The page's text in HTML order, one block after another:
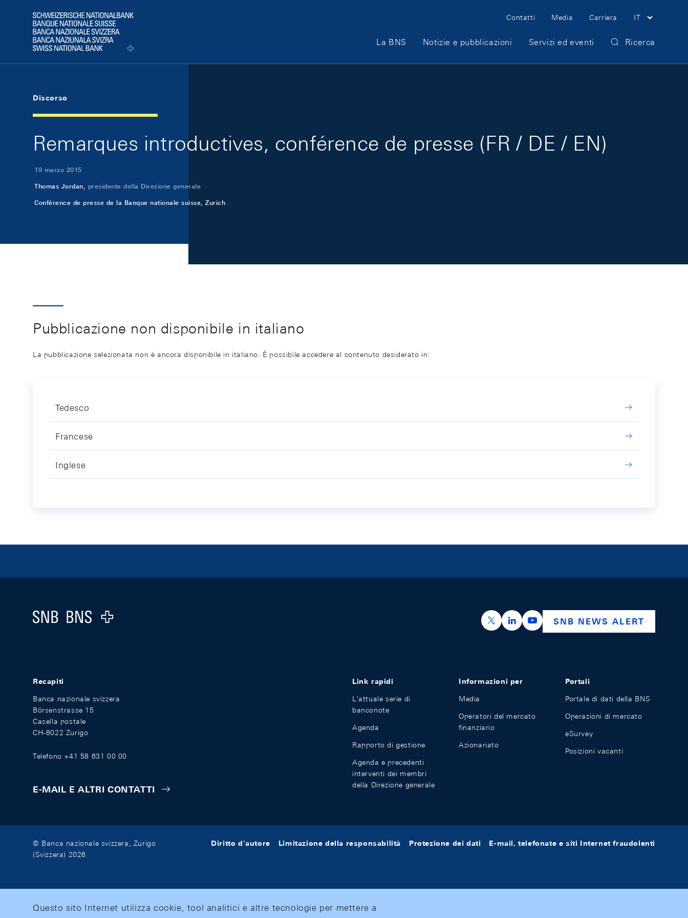
Logo
Meta Navigation
Contatti Media Carriera IT
Main Navigation
La BNS Notizie e pubblicazioni Servizi ed eventi Ricerca
Discorso
Remarques introductives, conférence de presse (FR / DE / EN)
19 marzo 2015
Thomas Jordan, presidente della Direzione generale
Conférence de presse de la Banque nationale suisse, Zurich
Pubblicazione non disponibile in italiano
La pubblicazione selezionata non è ancora disponibile in italiano. È possibile accedere al contenuto desiderato in:
Tedesco
Francese
Inglese
Logo
https://x.com/snb_bns
https://ch.linkedin.com/company/swiss-
https://www.youtube.com/
SNB NEWS ALERT
Recapiti
Banca nazionale svizzera
Börsenstrasse 15
Casella postale
CH-8022 Zurigo
Telefono +41 58 631 00 00
E-MAIL E ALTRI CONTATTI
Link rapidi
L'attuale serie di
banconote
Agenda
Rapporto di gestione
Agenda e precedenti
interventi dei membri
della Direzione generale
Informazioni per
Media
Operatori del mercato
finanziario
Azionariato
Portali
Portale di dati della BNS
Operazioni di mercato
eSurvey
Posizioni vacanti
© Banca nazionale svizzera, Zurigo
(Svizzera) 2026
Diritto d'autore Limitazione della responsabilità Protezione dei dati E-mail, telefonate e siti Internet fraudolenti
Questo sito Internet utilizza cookie, tool analitici e altre tecnologie per mettere a